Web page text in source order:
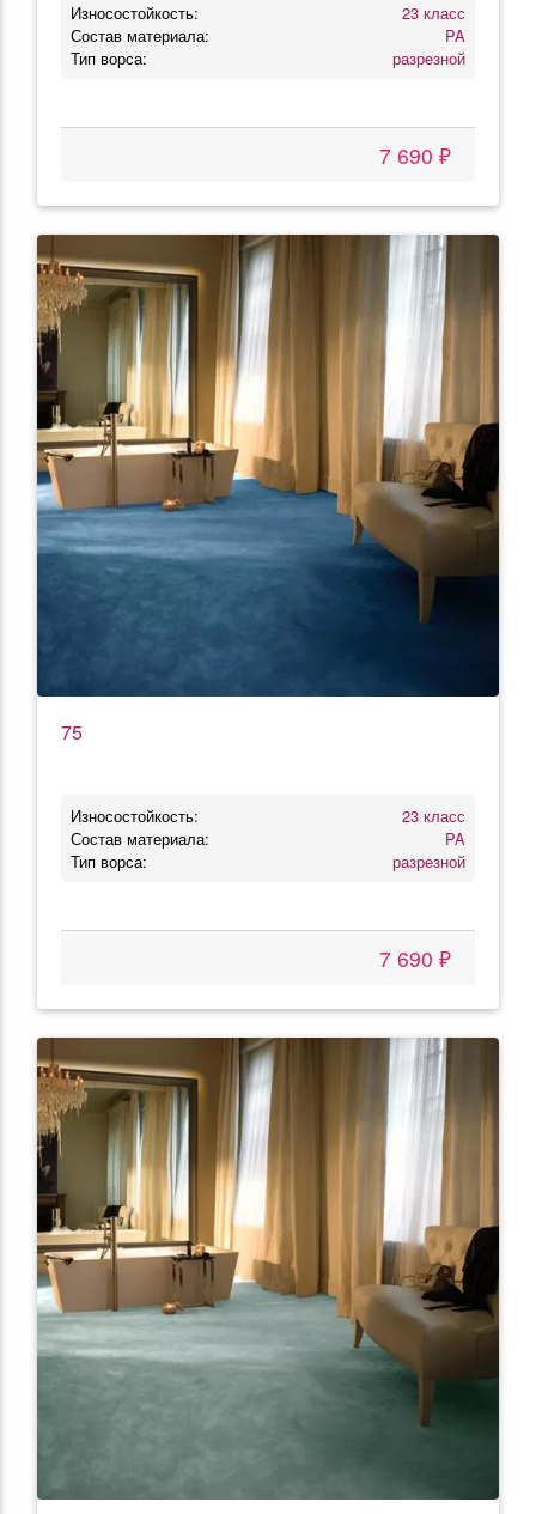
Износостойкость:
23 класс
Состав материала:
PA
Тип ворса:
разрезной
7 690 ₽
75
Износостойкость:
23 класс
Состав материала:
PA
Тип ворса:
разрезной
7 690 ₽